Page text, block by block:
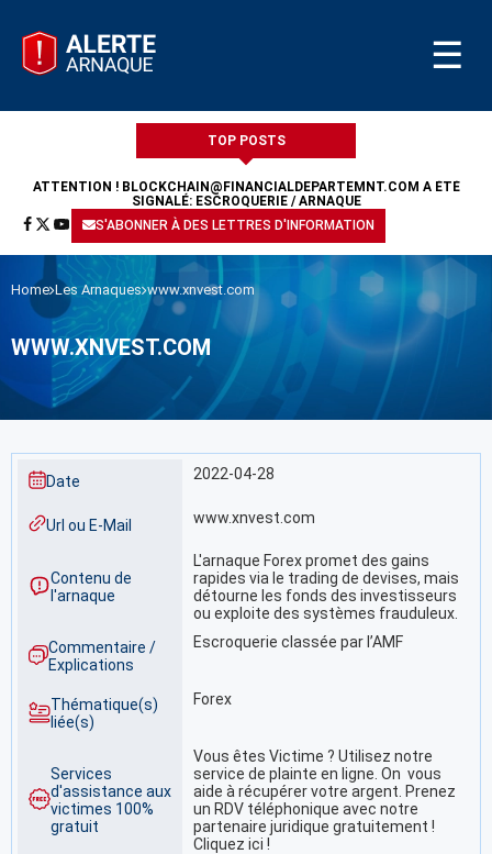
☰
TOP POSTS
ATTENTION ! BLOCKCHAIN@FINANCIALDEPARTEMNT.COM A ÉTÉ
SIGNALÉ: ESCROQUERIE / ARNAQUE
S'ABONNER À DES LETTRES D'INFORMATION
Home Les Arnaques www.xnvest.com
WWW.XNVEST.COM
Date 2022-04-28
Url ou E-Mail www.xnvest.com
Contenu de
l'arnaque
L'arnaque Forex promet des gains
rapides via le trading de devises, mais
détourne les fonds des investisseurs
ou exploite des systèmes frauduleux.
Commentaire /
Explications
Escroquerie classée par l’AMF
Thématique(s)
liée(s)
Forex
Services
d'assistance aux
victimes 100%
gratuit
Vous êtes Victime ? Utilisez notre
service de plainte en ligne. On vous
aide à récupérer votre argent. Prenez
un RDV téléphonique avec notre
partenaire juridique gratuitement !
Cliquez ici !